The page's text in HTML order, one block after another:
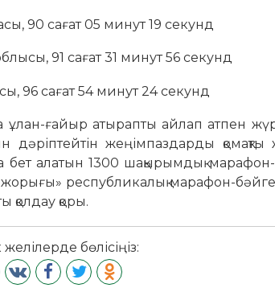
90 сағат 05 минут 19 секунд
91 сағат 31 минут 56 секунд
96 сағат 54 минут 24 секунд
ұлан-ғайыр атырапты айлап атпен
дәріптейтін жеңімпаздарды
бет алатын 1300 шақырымдық
республикалық марафон-
қолдау қоры.
бөлісіңіз: